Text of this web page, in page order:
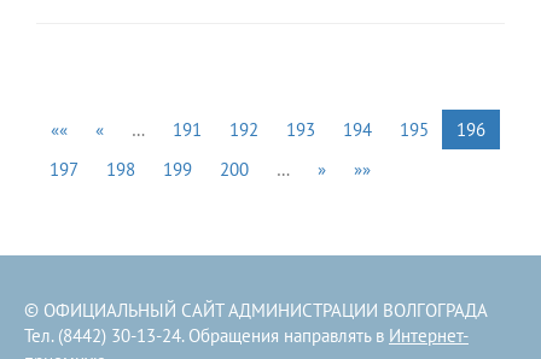
«« « … 191 192 193 194 195
196
197
198 199 200 … » »»
© ОФИЦИАЛЬНЫЙ САЙТ АДМИНИСТРАЦИИ ВОЛГОГРАДА
Тел. (8442) 30-13-24. Обращения направлять в Интернет-